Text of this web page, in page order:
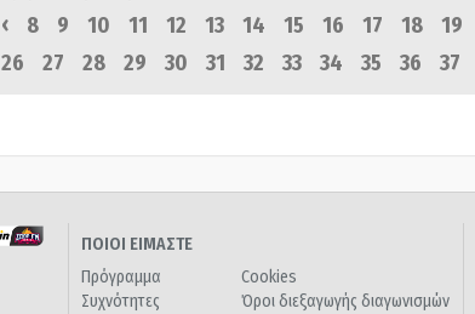
‹
8 9 10 11 12 13 14 15 16 17 18 19
26
27 28 29 30 31 32 33 34 35 36 37
ΠΟΙΟΙ ΕΙΜΑΣΤΕ
Πρόγραμμα
Συχνότητες
Cookies
Όροι διεξαγωγής διαγωνισμών